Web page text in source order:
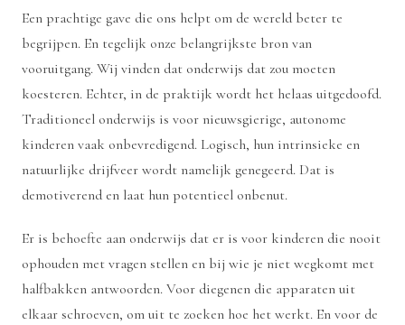
Een prachtige gave die ons helpt om de wereld beter te
begrijpen. En tegelijk onze belangrijkste bron van
vooruitgang. Wij vinden dat onderwijs dat zou moeten
koesteren. Echter, in de praktijk wordt het helaas uitgedoofd.
Traditioneel onderwijs is voor nieuwsgierige, autonome
kinderen vaak onbevredigend. Logisch, hun intrinsieke en
natuurlijke drijfveer wordt namelijk genegeerd. Dat is
demotiverend en laat hun potentieel onbenut.
Er is behoefte aan onderwijs dat er is voor kinderen die nooit
ophouden met vragen stellen en bij wie je niet wegkomt met
halfbakken antwoorden. Voor diegenen die apparaten uit
elkaar schroeven, om uit te zoeken hoe het werkt. En voor de